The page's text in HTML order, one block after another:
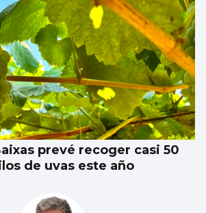
prevé recoger casi 50
de uvas este año